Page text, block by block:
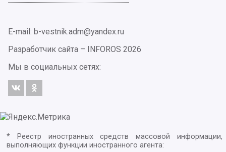
E-mail: b-vestnik.adm@yandex.ru
Разработчик сайта – INFOROS 2026
Мы в социальных сетях:
* Реестр иностранных средств массовой информации,
выполняющих функции иностранного агента: